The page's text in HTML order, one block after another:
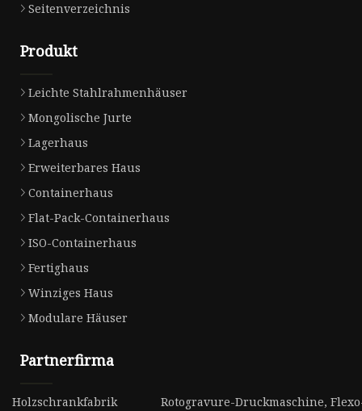
Seitenverzeichnis
Produkt
Leichte Stahlrahmenhäuser
Mongolische Jurte
Lagerhaus
Erweiterbares Haus
Containerhaus
Flat-Pack-Containerhaus
ISO-Containerhaus
Fertighaus
Winziges Haus
Modulare Häuser
Partnerfirma
Holzschrankfabrik Rotogravure-Druckmaschine,